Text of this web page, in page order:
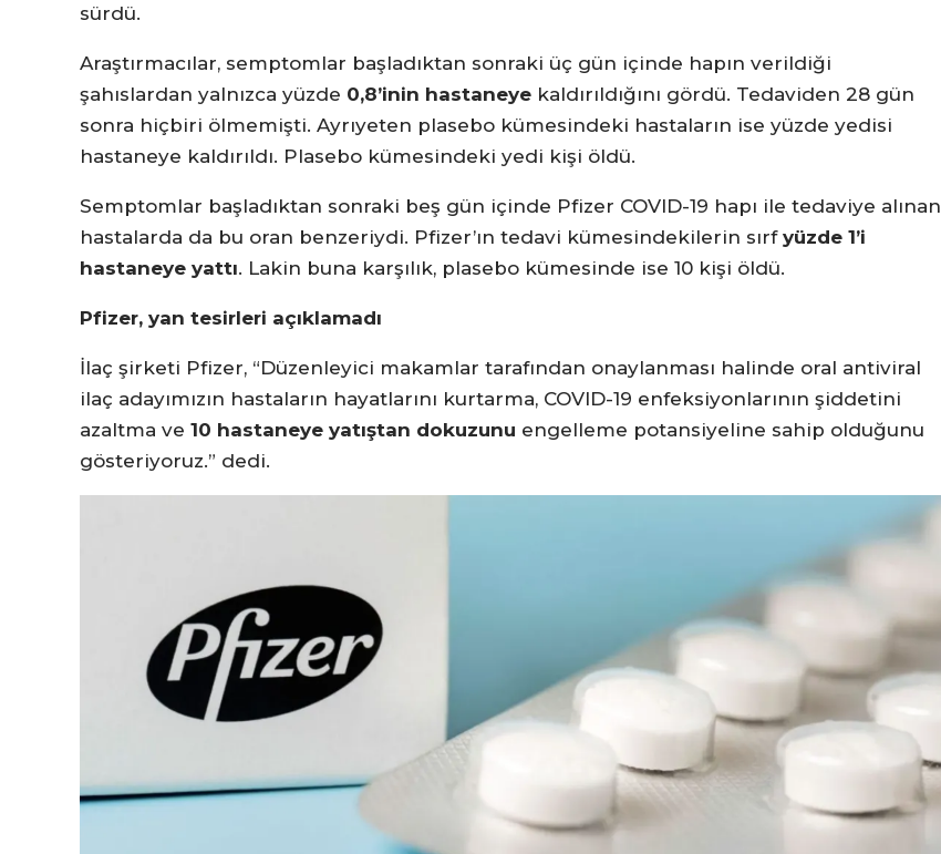
sürdü.
Araştırmacılar, semptomlar başladıktan sonraki üç gün içinde hapın verildiği
şahıslardan yalnızca yüzde 0,8’inin hastaneye kaldırıldığını gördü. Tedaviden 28 gün
sonra hiçbiri ölmemişti. Ayrıyeten plasebo kümesindeki hastaların ise yüzde yedisi
hastaneye kaldırıldı. Plasebo kümesindeki yedi kişi öldü.
Semptomlar başladıktan sonraki beş gün içinde Pfizer COVID-19 hapı ile tedaviye alınan
hastalarda da bu oran benzeriydi. Pfizer’ın tedavi kümesindekilerin sırf yüzde 1’i
hastaneye yattı. Lakin buna karşılık, plasebo kümesinde ise 10 kişi öldü.
Pfizer, yan tesirleri açıklamadı
İlaç şirketi Pfizer, “Düzenleyici makamlar tarafından onaylanması halinde oral antiviral
ilaç adayımızın hastaların hayatlarını kurtarma, COVID-19 enfeksiyonlarının şiddetini
azaltma ve 10 hastaneye yatıştan dokuzunu engelleme potansiyeline sahip olduğunu
gösteriyoruz.” dedi.